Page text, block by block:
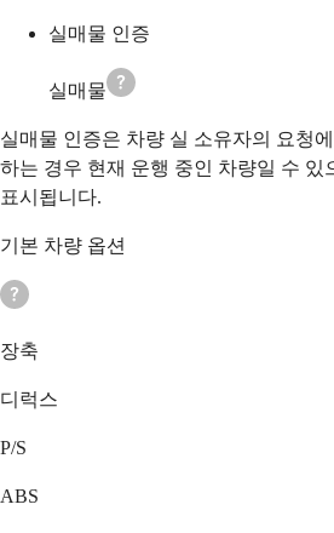
실매물 인증
실매물
실매물 인증은 차량 실 소유자의 요청
하는 경우 현재 운행 중인 차량일 수 있
표시됩니다.
기본 차량 옵션
장축
디럭스
P/S
ABS